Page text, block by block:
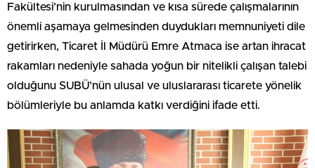
Fakültesi’nin kurulmasından ve kısa sürede çalışmalarının
önemli aşamaya gelmesinden duydukları memnuniyeti dile
getirirken, Ticaret İl Müdürü Emre Atmaca ise artan ihracat
rakamları nedeniyle sahada yoğun bir nitelikli çalışan talebi
olduğunu SUBÜ’nün ulusal ve uluslararası ticarete yönelik
bölümleriyle bu anlamda katkı verdiğini ifade etti.